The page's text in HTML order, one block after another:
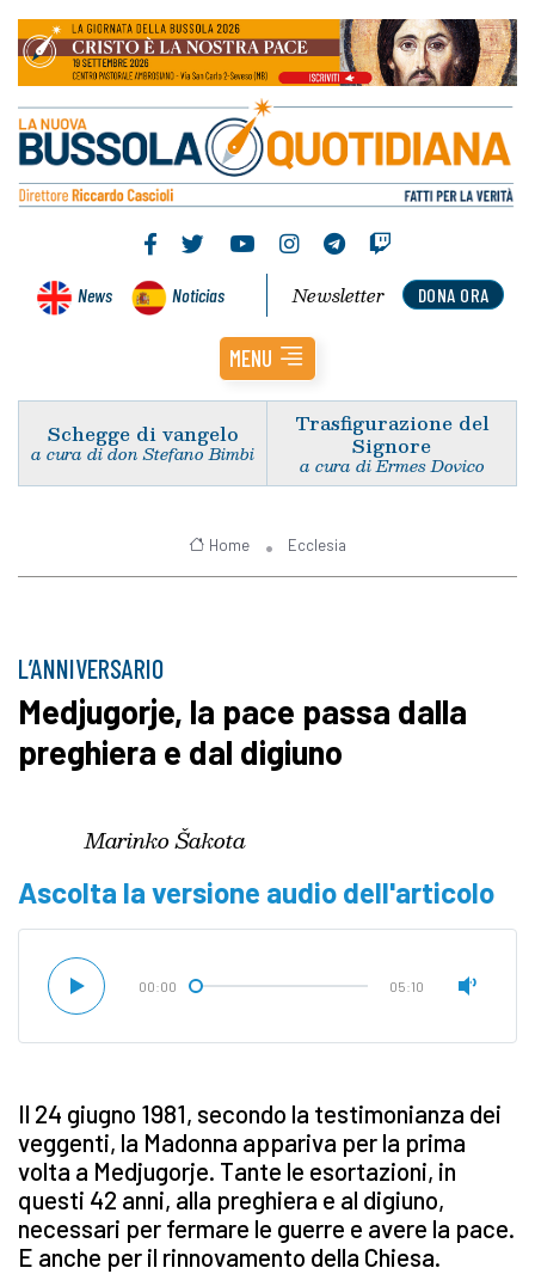
News Noticias DONA ORA
Newsletter
MENU
Schegge di vangelo
a cura di don Stefano Bimbi
Trasfigurazione del
Signore
a cura di Ermes Dovico
Home Ecclesia
L’ANNIVERSARIO
Medjugorje, la pace passa dalla
preghiera e dal digiuno
Marinko Šakota
Ascolta la versione audio dell'articolo
00:00 05:10
Il 24 giugno 1981, secondo la testimonianza dei
veggenti, la Madonna appariva per la prima
volta a Medjugorje. Tante le esortazioni, in
questi 42 anni, alla preghiera e al digiuno,
necessari per fermare le guerre e avere la pace.
E anche per il rinnovamento della Chiesa.